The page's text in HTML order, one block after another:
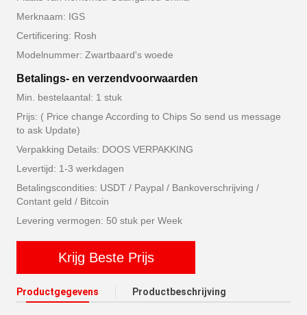
Merknaam: IGS
Certificering: Rosh
Modelnummer: Zwartbaard's woede
Betalings- en verzendvoorwaarden
Min. bestelaantal: 1 stuk
Prijs: ( Price change According to Chips So send us message
to ask Update)
Verpakking Details: DOOS VERPAKKING
Levertijd: 1-3 werkdagen
Betalingscondities: USDT / Paypal / Bankoverschrijving /
Contant geld / Bitcoin
Levering vermogen: 50 stuk per Week
Krijg Beste Prijs
Productgegevens Productbeschrijving